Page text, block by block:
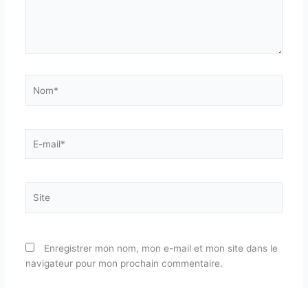
mail*
Enregistrer mon nom, mon e-mail et mon site dans le
navigateur pour mon prochain commentaire.